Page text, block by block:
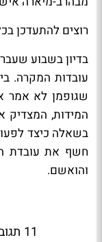
רוצים להתעדכן
בדיון בשבוע
עובדות המקרה.
שגופמן לא אמר
המידות, המצדיק
בשאלה כיצד
חשף את עובדת
והואשם.
11 תגובות